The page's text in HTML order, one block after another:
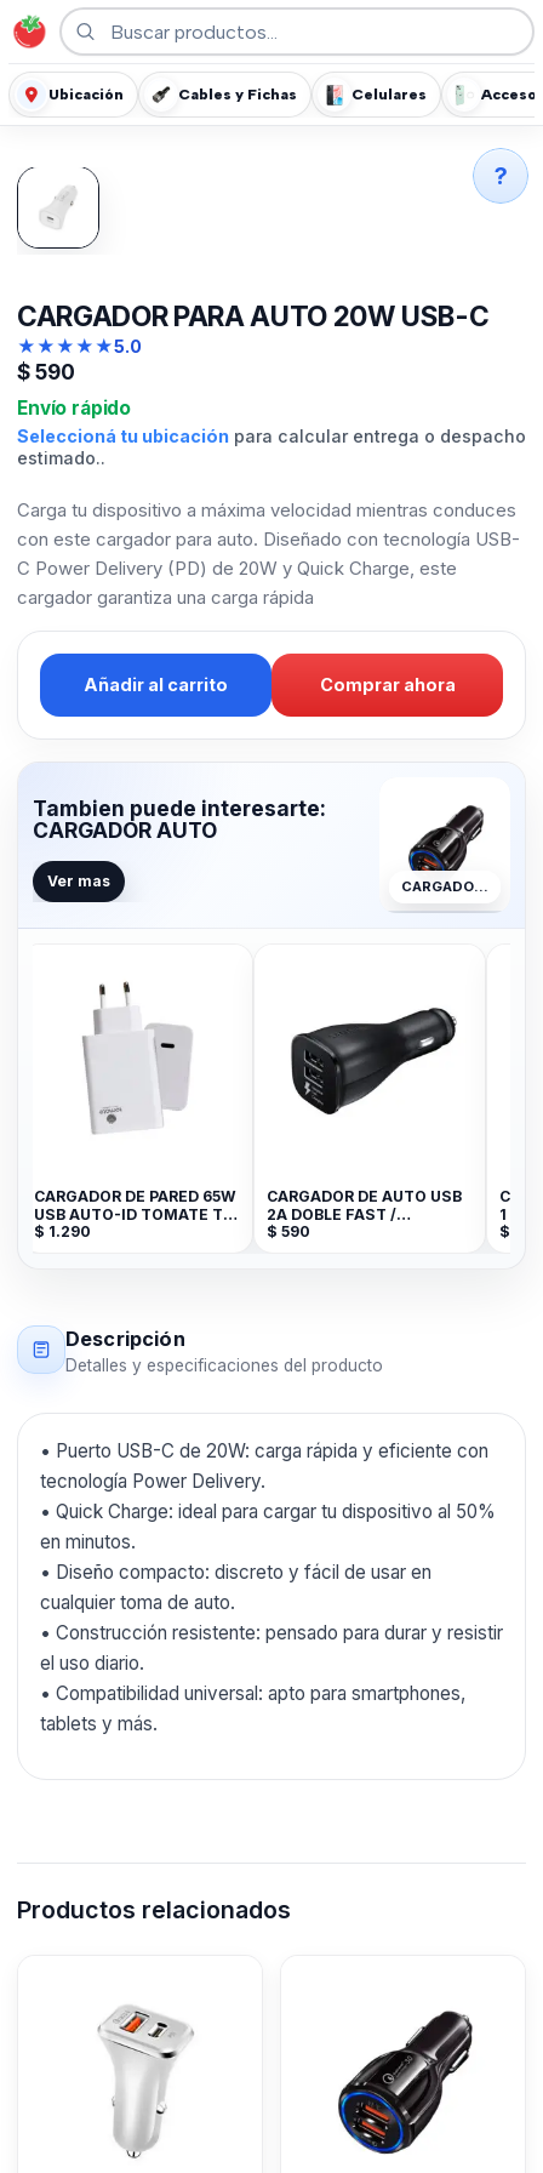
Ubicación Cables y Fichas Celulares
CARGADOR PARA AUTO 20W USB-C
★★★★★5.0
$590
Envío rápido
Seleccioná tu ubicación para calcular entrega o despacho
estimado..
Carga tu dispositivo a máxima velocidad mientras conduces
con este cargador para auto. Diseñado con tecnología USB-
C Power Delivery (PD) de 20W y Quick Charge, este
cargador garantiza una carga rápida
Añadir al carrito Comprar ahora
Tambien puede interesarte:
CARGADOR AUTO
Ver mas CARGADOR AUTO
CARGADOR DE PARED 65W
USB AUTO-ID TOMATE T-
CH005
$ 1.290
CARGADOR DE AUTO USB
2A DOBLE FAST /
SAMSUNG
$ 590
1
$
Descripción
Detalles y especificaciones del producto
• Puerto USB-C de 20W: carga rápida y eficiente con
tecnología Power Delivery.
• Quick Charge: ideal para cargar tu dispositivo al 50%
en minutos.
• Diseño compacto: discreto y fácil de usar en
cualquier toma de auto.
• Construcción resistente: pensado para durar y resistir
el uso diario.
• Compatibilidad universal: apto para smartphones,
tablets y más.
Productos relacionados
?